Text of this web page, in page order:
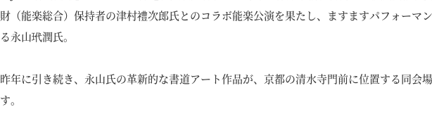
財（能楽総合）保持者の津村禮次郎氏とのコラボ能楽公演を果たし、ますますパフォーマ
る永山玳潤氏。
昨年に引き続き、永山氏の革新的な書道アート作品が、京都の清水寺門前に位置する同会
す。